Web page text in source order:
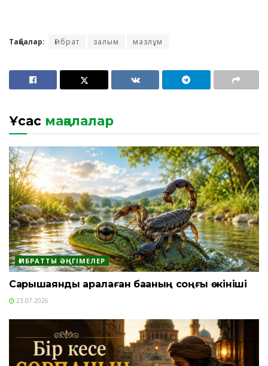
Таңбалар: Ғибрат залым мазлұм
Ұқсас мақалалар
ҒИБРАТТЫ ӘҢГІМЕЛЕР
Сарышаянды арқалаған бақаның соңғы өкініші
23.07.2026